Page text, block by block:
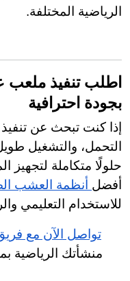
الرياضية المختلفة.
اطلب تنفيذ
بجودة احترافية
إذا كنت تبحث عن
التحمل، والتشغيل
حلولًا متكاملة لتجهيز
أفضل أنظمة العشب
للاستخدام التعليمي
تواصل الآن مع
منشأتك الرياضية